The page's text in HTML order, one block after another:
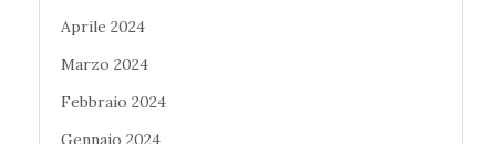
Aprile 2024
Marzo 2024
Febbraio 2024
Gennaio 2024